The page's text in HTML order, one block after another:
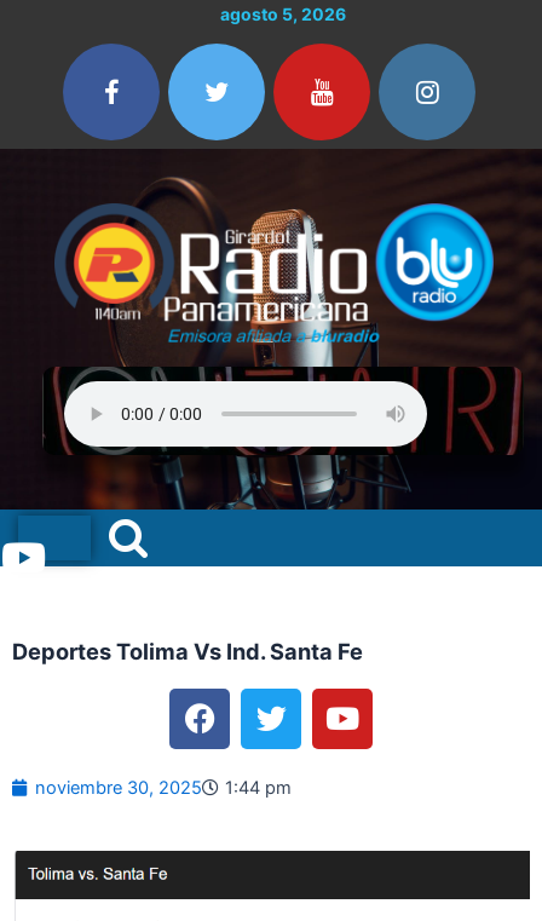
contenido
agosto 5, 2026
Menu
Deportes Tolima Vs Ind. Santa Fe
F
a
c
e
k
T
w
i
t
Y
o
u
noviembre 30, 2025 1:44 pm